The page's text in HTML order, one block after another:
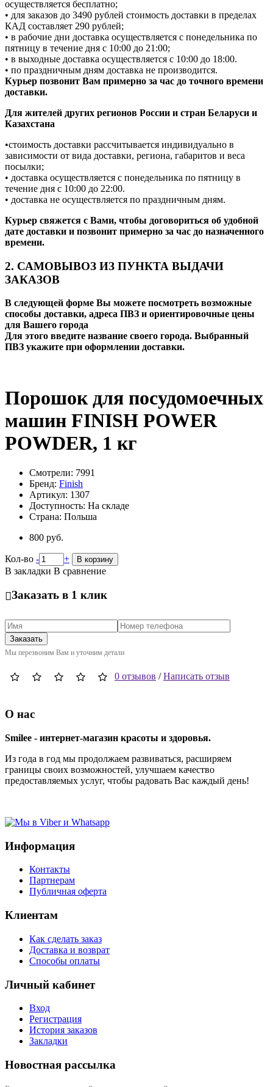
осуществляется бесплатно;
• для заказов до 3490 рублей стоимость доставки в пределах
КАД составляет 290 рублей;
• в рабочие дни доставка осуществляется с понедельника по
пятницу в течение дня с 10:00 до 21:00;
• в выходные доставка осуществляется с 10:00 до 18:00.
• по праздничным дням доставка не производится.
Курьер позвонит Вам примерно за час до точного времени
доставки.
Для жителей других регионов России и стран Беларуси и
Казахстана
•стоимость доставки рассчитывается индивидуально в
зависимости от вида доставки, региона, габаритов и веса
посылки;
• доставка осуществляется с понедельника по пятницу в
течение дня с 10:00 до 22:00.
• доставка не осуществляется по праздничным дням.
Курьер свяжется с Вами, чтобы договориться об удобной
дате доставки и позвонит примерно за час до назначенного
времени.
2. САМОВЫВОЗ ИЗ ПУНКТА ВЫДАЧИ
ЗАКАЗОВ
В следующей форме Вы можете посмотреть возможные
способы доставки, адреса ПВЗ и ориентировочные цены
для Вашего города
Для этого введите название своего города. Выбранный
ПВЗ укажите при оформлении доставки.
Порошок для посудомоечных
машин FINISH POWER
POWDER, 1 кг
Смотрели: 7991
Бренд: Finish
Артикул: 1307
Доступность: На складе
Страна: Польша
800 руб.
Кол-во - + В корзину
В закладки В сравнение
Заказать в 1 клик
Заказать
Мы перезвоним Вам и уточним детали
0 отзывов /Написать отзыв
О нас
Smilee - интернет-магазин красоты и здоровья.
Из года в год мы продолжаем развиваться, расширяем
границы своих возможностей, улучшаем качество
предоставляемых услуг, чтобы радовать Вас каждый день!
Информация
Контакты
Партнерам
Публичная оферта
Клиентам
Как сделать заказ
Доставка и возврат
Способы оплаты
Личный кабинет
Вход
Регистрация
История заказов
Закладки
Новостная рассылка